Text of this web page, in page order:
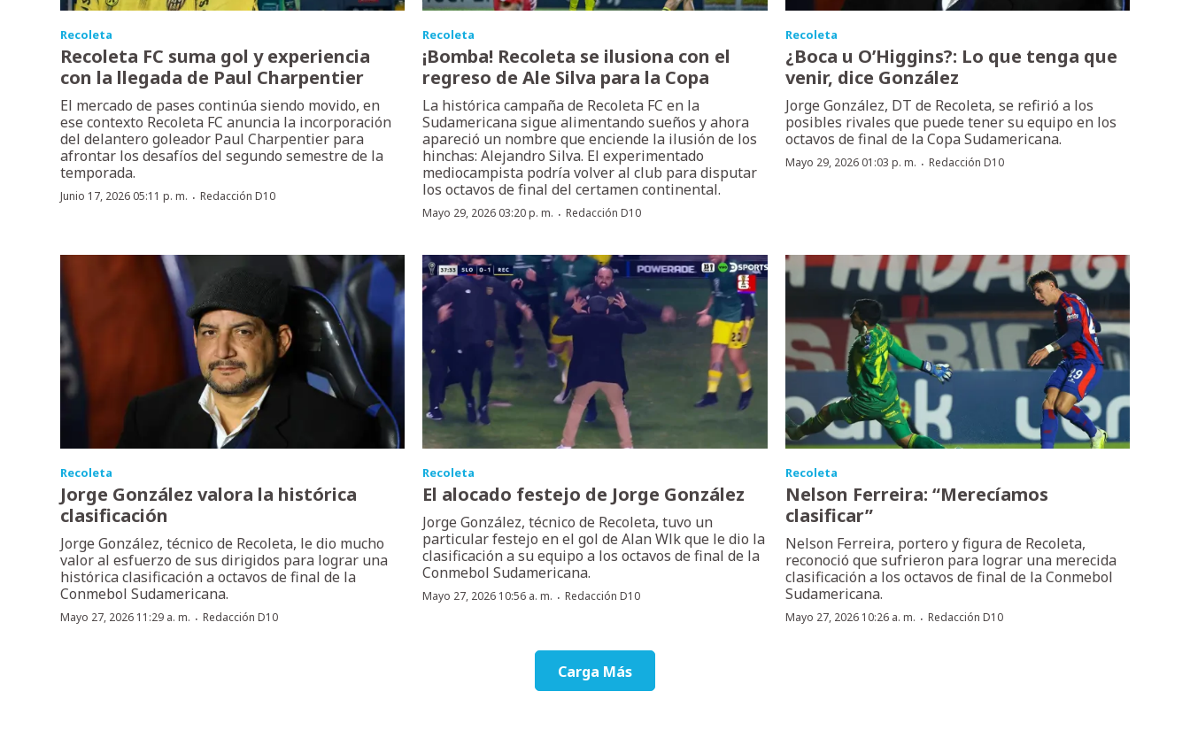
Recoleta
Recoleta FC suma gol y experiencia
con la llegada de Paul Charpentier
El mercado de pases continúa siendo movido, en
ese contexto Recoleta FC anuncia la incorporación
del delantero goleador Paul Charpentier para
afrontar los desafíos del segundo semestre de la
temporada.
Junio 17, 2026 05:11 p. m. · Redacción D10
Recoleta
¡Bomba! Recoleta se ilusiona con el
regreso de Ale Silva para la Copa
La histórica campaña de Recoleta FC en la
Sudamericana sigue alimentando sueños y ahora
apareció un nombre que enciende la ilusión de los
hinchas: Alejandro Silva. El experimentado
mediocampista podría volver al club para disputar
los octavos de final del certamen continental.
Mayo 29, 2026 03:20 p. m. ·Redacción D10
Recoleta
¿Boca u O’Higgins?: Lo que tenga que
venir, dice González
Jorge González, DT de Recoleta, se refirió a los
posibles rivales que puede tener su equipo en los
octavos de final de la Copa Sudamericana.
Mayo 29, 2026 01:03 p. m. · Redacción D10
Recoleta
Jorge González valora la histórica
clasificación
Jorge González, técnico de Recoleta, le dio mucho
valor al esfuerzo de sus dirigidos para lograr una
histórica clasificación a octavos de final de la
Conmebol Sudamericana.
Mayo 27, 2026 11:29 a. m. · Redacción D10
Recoleta
El alocado festejo de Jorge González
Jorge González, técnico de Recoleta, tuvo un
particular festejo en el gol de Alan Wlk que le dio la
clasificación a su equipo a los octavos de final de la
Conmebol Sudamericana.
Mayo 27, 2026 10:56 a. m. ·Redacción D10
Recoleta
Nelson Ferreira: “Merecíamos
clasificar”
Nelson Ferreira, portero y figura de Recoleta,
reconoció que sufrieron para lograr una merecida
clasificación a los octavos de final de la Conmebol
Sudamericana.
Mayo 27, 2026 10:26 a. m. · Redacción D10
Carga Más